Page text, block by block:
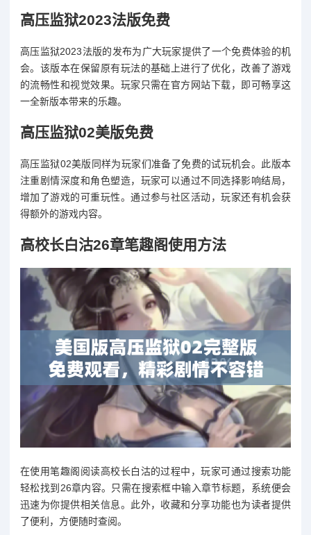
高压监狱2023法版免费
高压监狱2023法版的发布为广大玩家提供了一个免费体验的机
会。该版本在保留原有玩法的基础上进行了优化，改善了游戏
的流畅性和视觉效果。玩家只需在官方网站下载，即可畅享这
一全新版本带来的乐趣。
高压监狱02美版免费
高压监狱02美版同样为玩家们准备了免费的试玩机会。此版本
注重剧情深度和角色塑造，玩家可以通过不同选择影响结局，
增加了游戏的可重玩性。通过参与社区活动，玩家还有机会获
得额外的游戏内容。
高校长白沽26章笔趣阁使用方法
在使用笔趣阁阅读高校长白沽的过程中，玩家可通过搜索功能
轻松找到26章内容。只需在搜索框中输入章节标题，系统便会
迅速为你提供相关信息。此外，收藏和分享功能也为读者提供
了便利，方便随时查阅。